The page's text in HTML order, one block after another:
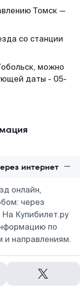
Томск —
со станции
можно
даты - 05-
интернет
онлайн,
через
Купибилет.ру
по
направлениям.